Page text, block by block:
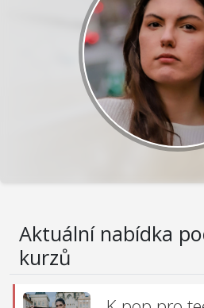
Aktuální nabídka
kurzů